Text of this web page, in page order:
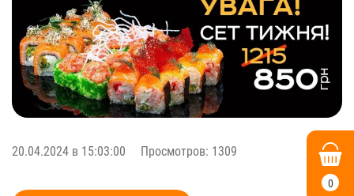
0
20.04.2024 в 15:03:00 Просмотров: 1309